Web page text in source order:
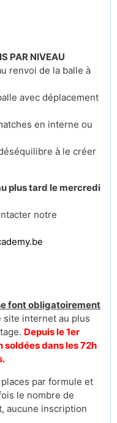
PAR NIVEAU
renvoi de la balle à
avec déplacement
en interne ou
à le créer
plus tard le mercredi
notre
font obligatoirement
site internet au plus
Depuis le 1er
dans les 72h
par formule et
le nombre de
aucune inscription